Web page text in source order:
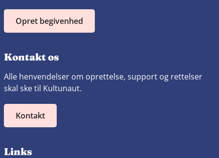
Opret begivenhed
Kontakt os
Alle henvendelser om oprettelse, support og rettelser
skal ske til Kultunaut.
Kontakt
Links